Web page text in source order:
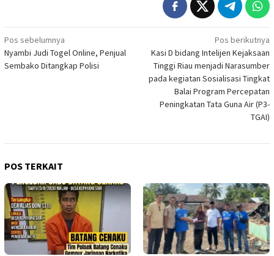
Navigasi
pos
Pos sebelumnya
Nyambi Judi Togel Online, Penjual
Sembako Ditangkap Polisi
Pos berikutnya
Kasi D bidang Intelijen Kejaksaan
Tinggi Riau menjadi Narasumber
pada kegiatan Sosialisasi Tingkat
Balai Program Percepatan
Peningkatan Tata Guna Air (P3-
TGAI)
POS TERKAIT